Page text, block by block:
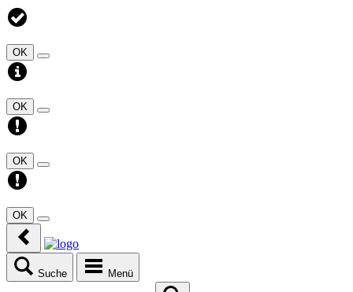
OK
OK
OK
OK
Suche Menü